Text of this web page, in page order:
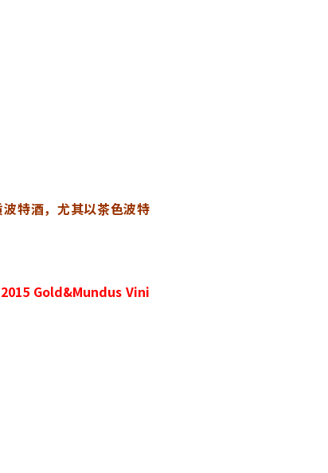
特酒，尤其以茶色波特
Gold&Mundus Vini